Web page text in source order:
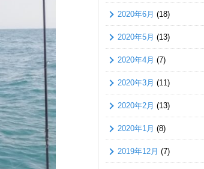
2020年6月 (18)
2020年5月 (13)
2020年4月 (7)
2020年3月 (11)
2020年2月 (13)
2020年1月 (8)
2019年12月 (7)